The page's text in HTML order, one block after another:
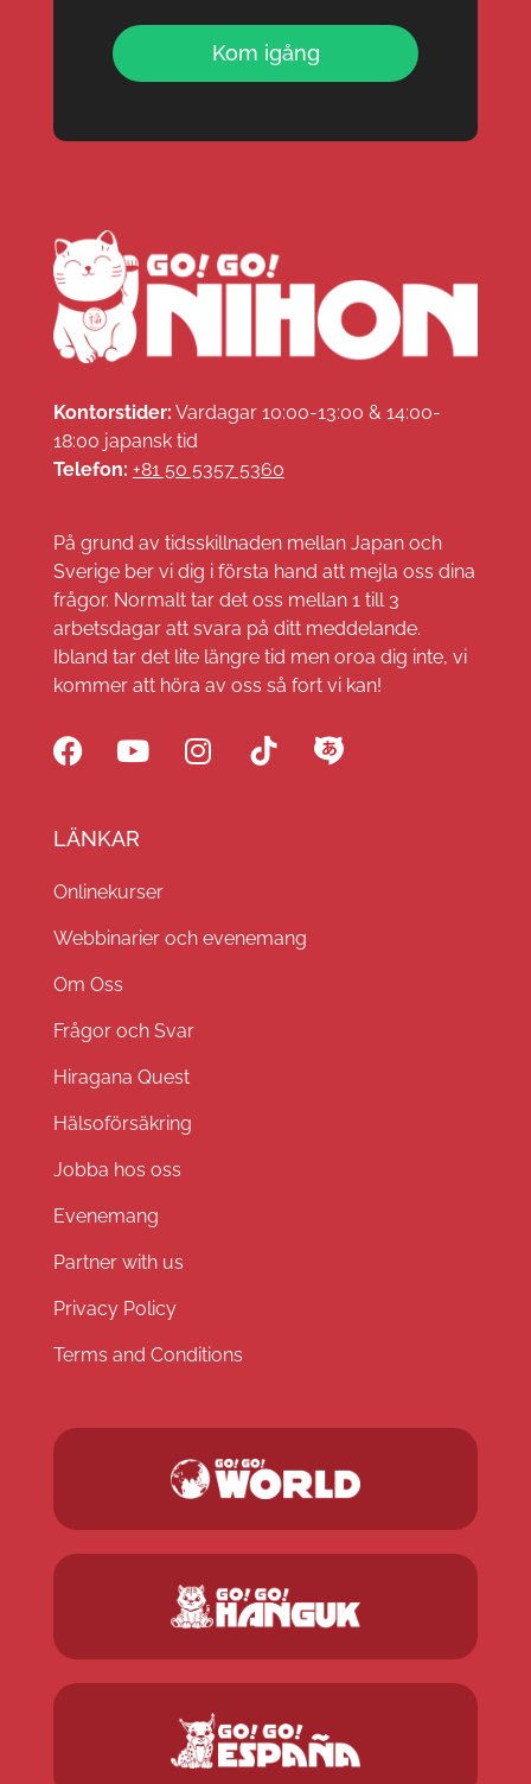
Kom igång
Kontorstider: Vardagar 10:00-13:00 & 14:00-
18:00 japansk tid
Telefon: +81 50 5357 5360
På grund av tidsskillnaden mellan Japan och
Sverige ber vi dig i första hand att mejla oss dina
frågor. Normalt tar det oss mellan 1 till 3
arbetsdagar att svara på ditt meddelande.
Ibland tar det lite längre tid men oroa dig inte, vi
kommer att höra av oss så fort vi kan!
LÄNKAR
Onlinekurser
Webbinarier och evenemang
Om Oss
Frågor och Svar
Hiragana Quest
Hälsoförsäkring
Jobba hos oss
Evenemang
Partner with us
Privacy Policy
Terms and Conditions